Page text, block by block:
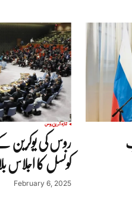
تازہ ترینروس
روس کی
کونسل کا اجلاس
February 6, 2025